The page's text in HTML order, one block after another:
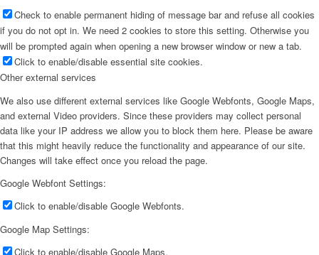
Check to enable permanent hiding of message bar and refuse all cookies
if you do not opt in. We need 2 cookies to store this setting. Otherwise you
will be prompted again when opening a new browser window or new a tab.
Click to enable/disable essential site cookies.
Other external services
We also use different external services like Google Webfonts, Google Maps,
and external Video providers. Since these providers may collect personal
data like your IP address we allow you to block them here. Please be aware
that this might heavily reduce the functionality and appearance of our site.
Changes will take effect once you reload the page.
Google Webfont Settings:
Click to enable/disable Google Webfonts.
Google Map Settings:
Click to enable/disable Google Maps.